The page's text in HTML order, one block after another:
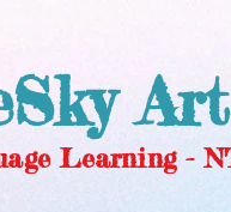
Art
Learning -